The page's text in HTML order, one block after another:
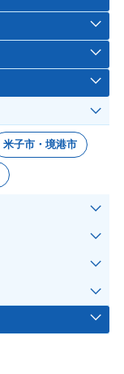
米子市・境港市